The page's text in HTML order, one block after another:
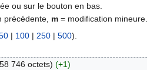
ou sur le bouton en bas.
précédente, m = modification mineure.
| 100 | 250 | 500).
746 octets) (+1)